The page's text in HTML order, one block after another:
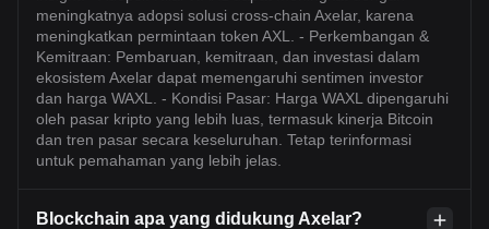
meningkatnya adopsi solusi cross-chain Axelar, karena
meningkatkan permintaan token AXL. - Perkembangan &
Kemitraan: Pembaruan, kemitraan, dan investasi dalam
ekosistem Axelar dapat memengaruhi sentimen investor
dan harga WAXL. - Kondisi Pasar: Harga WAXL dipengaruhi
oleh pasar kripto yang lebih luas, termasuk kinerja Bitcoin
dan tren pasar secara keseluruhan. Tetap terinformasi
untuk pemahaman yang lebih jelas.
Blockchain apa yang didukung Axelar?